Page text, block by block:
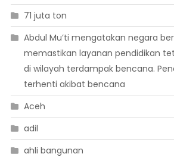
71 juta ton
Abdul Mu’ti mengatakan negara
memastikan layanan pendidikan
di wilayah terdampak bencana.
terhenti akibat bencana
Aceh
adil
ahli bangunan